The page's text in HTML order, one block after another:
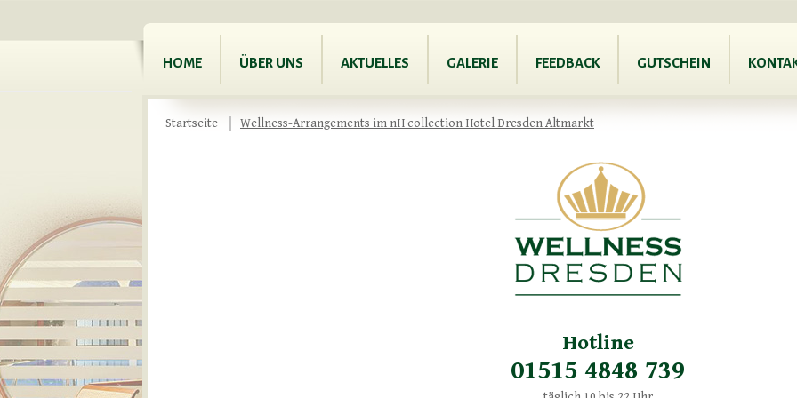
HOME ÜBER UNS AKTUELLES GALERIE FEEDBACK GUTSCHEIN
Startseite Wellness-Arrangements im nH collection Hotel Dresden Altmarkt
Hotline
01515 4848 739